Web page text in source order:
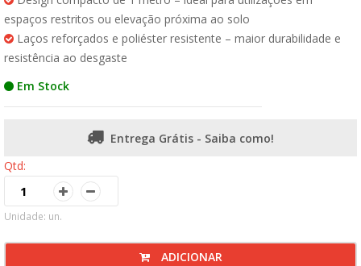
espaços restritos ou elevação próxima ao solo
Laços reforçados e poliéster resistente – maior durabilidade e
resistência ao desgaste
Em Stock
Entrega Grátis - Saiba como!
Qtd:
Unidade: un.
ADICIONAR